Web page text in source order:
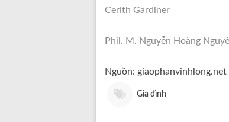
Cerith Gardiner
Phil. M. Nguyễn Hoàng
Nguồn: giaophanvinhlong.net
Gia đình